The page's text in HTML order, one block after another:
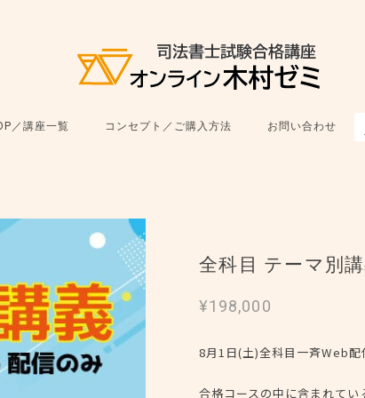
／講座一覧 コンセプト／ご購入方法 お問い合わせ
全科目 テーマ別
¥198,000
8月1日(土)全科目一斉Web配
合格コースの中に含まれてい